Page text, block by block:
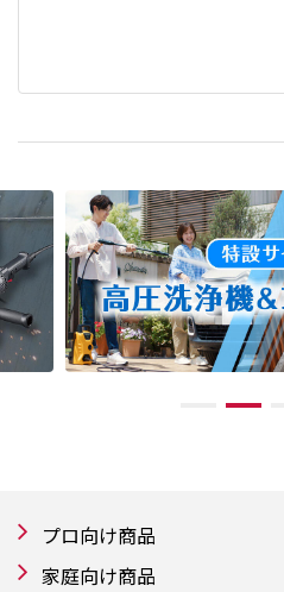
プロ向け商品
家庭向け商品